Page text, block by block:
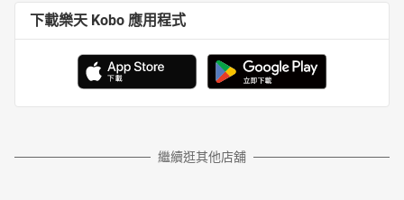
下載樂天 Kobo 應用程式
繼續逛其他店舖